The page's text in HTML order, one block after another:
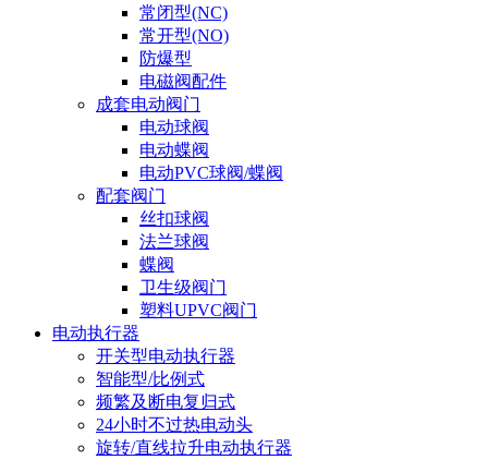
常闭型(NC)
常开型(NO)
防爆型
电磁阀配件
成套电动阀门
电动球阀
电动蝶阀
电动PVC球阀/蝶阀
配套阀门
丝扣球阀
法兰球阀
蝶阀
卫生级阀门
塑料UPVC阀门
电动执行器
开关型电动执行器
智能型/比例式
频繁及断电复归式
24小时不过热电动头
旋转/直线拉升电动执行器